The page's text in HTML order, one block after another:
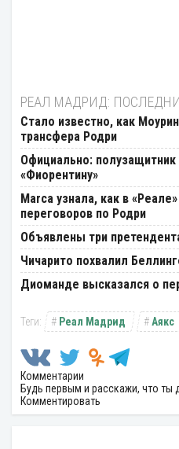
РЕАЛ МАДРИД:
Стало известно, как
трансфера Родри
Официально:
«Фиорентину»
Marca узнала, как в
переговоров по Родри
Объявлены три
Чичарито похвалил
Диоманде высказался о
Реал Мадрид Аякс
Комментарии
Будь первым и расскажи, что ты
Комментировать